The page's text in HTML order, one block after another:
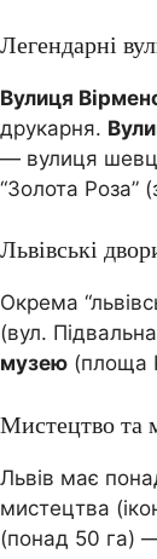
Легендарні
Вулиця
друкарня.
— вулиця
“Золота Роза”
Львівські
Окрема
(вул.
музею (площа
Мистецтво та
Львів має
мистецтва
(понад 50 га) —